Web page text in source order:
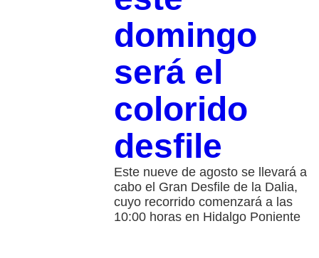
domingo
será el
colorido
desfile
Este nueve de agosto se llevará a
cabo el Gran Desfile de la Dalia,
cuyo recorrido comenzará a las
10:00 horas en Hidalgo Poniente